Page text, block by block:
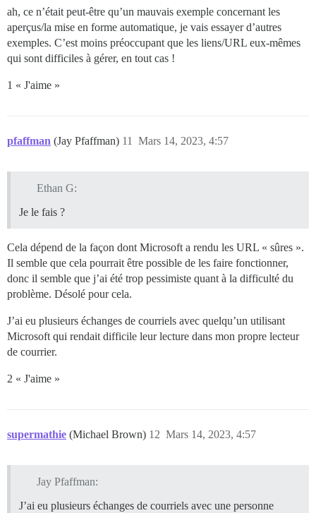
ah, ce n’était peut-être qu’un mauvais exemple concernant les
aperçus/la mise en forme automatique, je vais essayer d’autres
exemples. C’est moins préoccupant que les liens/URL eux-mêmes
qui sont difficiles à gérer, en tout cas !
1 « J'aime »
pfaffman (Jay Pfaffman) Mars 14, 2023, 4:57
11
Ethan G:
Je le fais ?
Cela dépend de la façon dont Microsoft a rendu les URL « sûres ».
Il semble que cela pourrait être possible de les faire fonctionner,
donc il semble que j’ai été trop pessimiste quant à la difficulté du
problème. Désolé pour cela.
J’ai eu plusieurs échanges de courriels avec quelqu’un utilisant
Microsoft qui rendait difficile leur lecture dans mon propre lecteur
de courrier.
2 « J'aime »
supermathie (Michael Brown) Mars 14, 2023, 4:57
12
Jay Pfaffman:
J’ai eu plusieurs échanges de courriels avec une personne